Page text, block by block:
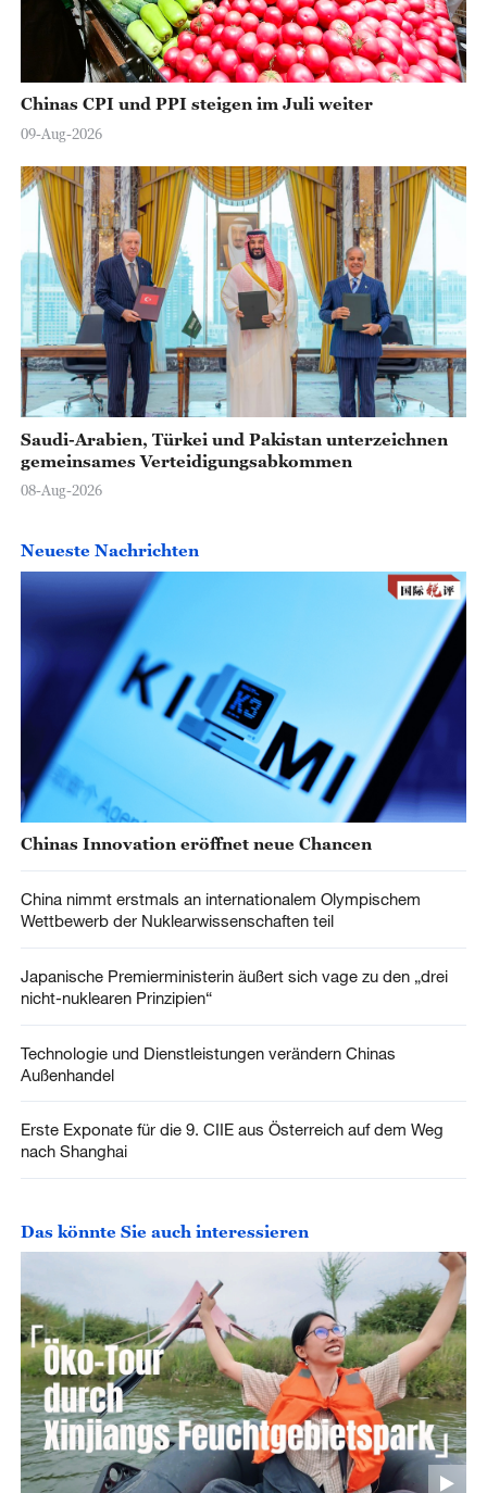
Chinas CPI und PPI steigen im Juli weiter
09-Aug-2026
Saudi-Arabien, Türkei und Pakistan unterzeichnen
gemeinsames Verteidigungsabkommen
08-Aug-2026
Neueste Nachrichten
Chinas Innovation eröffnet neue Chancen
China nimmt erstmals an internationalem Olympischem
Wettbewerb der Nuklearwissenschaften teil
Japanische Premierministerin äußert sich vage zu den „drei
nicht-nuklearen Prinzipien“
Technologie und Dienstleistungen verändern Chinas
Außenhandel
Erste Exponate für die 9. CIIE aus Österreich auf dem Weg
nach Shanghai
Das könnte Sie auch interessieren